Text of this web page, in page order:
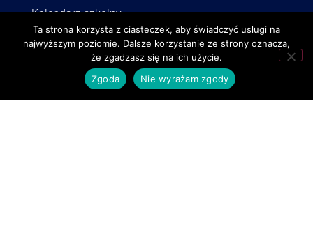
Kalendarz szkolny
Ubezpieczenie 2025/2026
Wykaz podręczników
INFORMACJE
Ta strona korzysta z ciasteczek, aby świadczyć usługi na
najwyższym poziomie. Dalsze korzystanie ze strony oznacza,
że zgadzasz się na ich użycie.
Zgoda
Nie wyrażam zgody